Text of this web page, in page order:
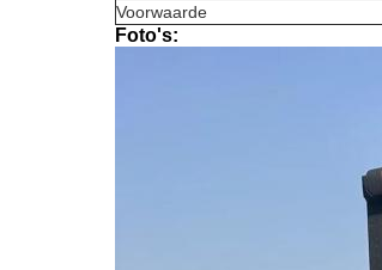
Voorwaarde
Foto's: